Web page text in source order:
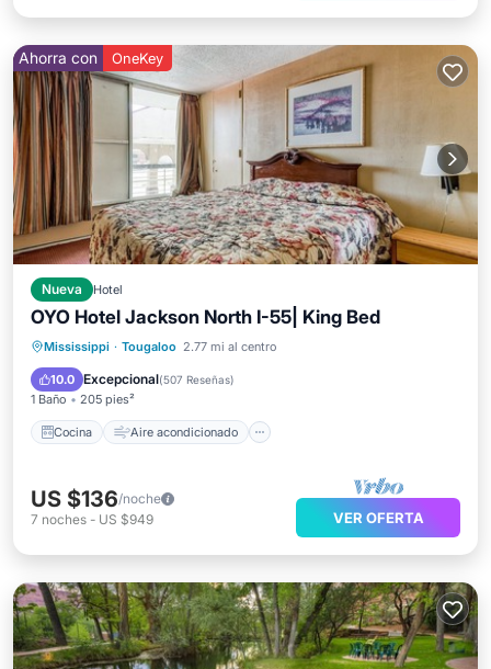
Ahorra con OneKey
Nueva Hotel
OYO Hotel Jackson North I-55| King Bed
Mississippi · Tougaloo 2.77 mi al centro
10.0 Excepcional(507 Reseñas)
1 Baño 205 pies²
Cocina Aire acondicionado
Cocina
Aire acondicionado
Apto para niños
US $136/noche
7 noches - US $949 VER OFERTA